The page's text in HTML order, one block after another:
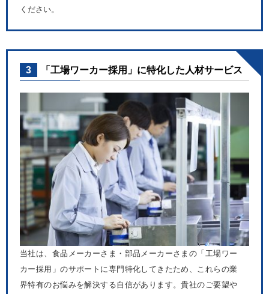
ください。
3 「工場ワーカー採用」に特化した人材サービス
当社は、食品メーカーさま・部品メーカーさまの「工場ワー
カー採用」のサポートに専門特化してきたため、これらの業
界特有のお悩みを解決する自信があります。貴社のご要望や